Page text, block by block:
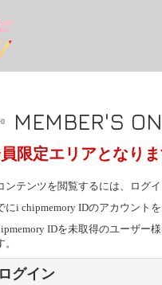
MEMBER'S
限定エリアとなり
ンテンツを閲覧するには、ログイ
にi chipmemory IDのアカウント
IDを未取得のユーザー
。
ログイン